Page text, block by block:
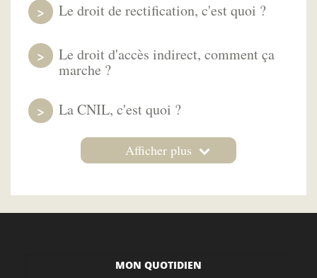
Le droit de rectification, c'est quoi ?
Le droit d'accès indirect, comment ça
marche ?
La CNIL, c'est quoi ?
Afficher plus
MON QUOTIDIEN